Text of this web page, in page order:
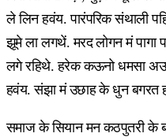
ले लिन हवंय. पारंपरिक संथाली
झूमे ला लगथें. मरद लोगन मं पागा
लगे रहिथे. हरेक कऊनो धमसा अऊ
हवंय. संझा मं उछाह के धुन
समाज के सियान मन कठपुतरी के